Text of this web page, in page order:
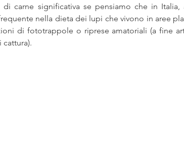
carne significativa se pensiamo che in Italia,
nella dieta dei lupi che vivono in aree
di fototrappole o riprese amatoriali (a fine